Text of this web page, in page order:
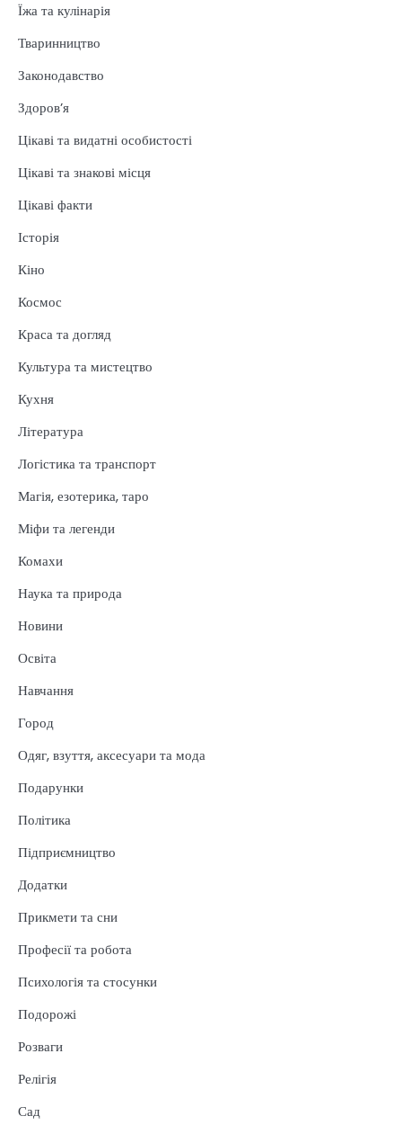
Їжа та кулінарія
Тваринництво
Законодавство
Здоров’я
Цікаві та видатні особистості
Цікаві та знакові місця
Цікаві факти
Історія
Кіно
Космос
Краса та догляд
Культура та мистецтво
Кухня
Література
Логістика та транспорт
Магія, езотерика, таро
Міфи та легенди
Комахи
Наука та природа
Новини
Освіта
Навчання
Город
Одяг, взуття, аксесуари та мода
Подарунки
Політика
Підприємництво
Додатки
Прикмети та сни
Професії та робота
Психологія та стосунки
Подорожі
Розваги
Релігія
Сад